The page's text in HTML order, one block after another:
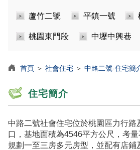
蘆竹二號 平鎮一號
桃園東門段 中壢中興巷
首頁 ＞ 社會住宅 ＞ 中路二號-住宅簡
住宅簡介
中路二號社會住宅位於桃園區力行路
口，基地面積為4546平方公尺，考
規劃一至三房多元房型，並配有店鋪